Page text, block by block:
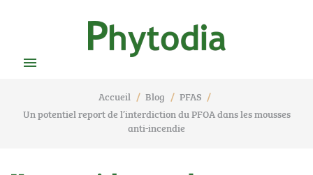

Accueil Blog
PFAS
Un potentiel report de l’interdiction du PFOA dans les mousses
anti-incendie